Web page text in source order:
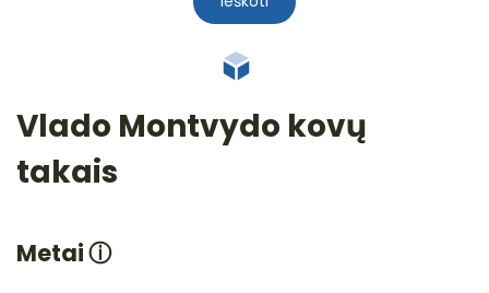
Vlado Montvydo kovų
takais
Metaiⓘ